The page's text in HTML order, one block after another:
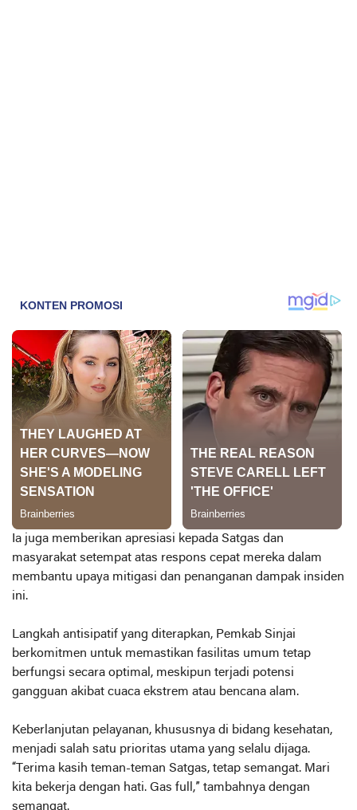
Ia juga memberikan apresiasi kepada Satgas dan
masyarakat setempat atas respons cepat mereka dalam
membantu upaya mitigasi dan penanganan dampak insiden
ini.
Langkah antisipatif yang diterapkan, Pemkab Sinjai
berkomitmen untuk memastikan fasilitas umum tetap
berfungsi secara optimal, meskipun terjadi potensi
gangguan akibat cuaca ekstrem atau bencana alam.
Keberlanjutan pelayanan, khususnya di bidang kesehatan,
menjadi salah satu prioritas utama yang selalu dijaga.
“Terima kasih teman-teman Satgas, tetap semangat. Mari
kita bekerja dengan hati. Gas full,” tambahnya dengan
semangat.